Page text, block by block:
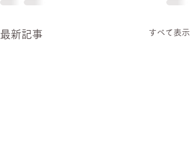
最新記事 すべて表示